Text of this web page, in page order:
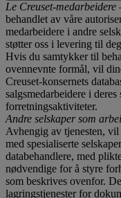
Le Creuset-medarbeidere
behandlet av våre
medarbeidere i andre
støtter oss i levering til
Hvis du samtykker til
ovennevnte formål, vil
Creuset-konsernets
salgsmedarbeidere i
forretningsaktiviteter.
Andre selskaper som
Avhengig av tjenesten,
med spesialiserte
databehandlere, med
nødvendige for å styre
som beskrives ovenfor.
lagringstjenester for